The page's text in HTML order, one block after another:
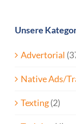
Unsere
Advertorial
Native Ads/
Texting(2)